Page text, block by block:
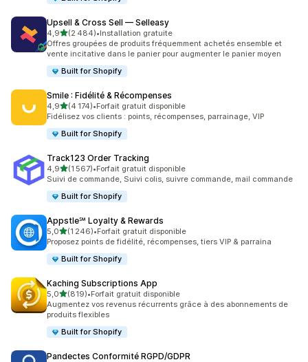
Upsell & Cross Sell — Selleasy
4,9étoile(s) sur 5
(2 484)
2484 avis au total
•Installation gratuite
Offres groupées de produits fréquemment achetés ensemble et
vente incitative dans le panier pour augmenter le panier moyen
Built for Shopify
Smile : Fidélité & Récompenses
4,9étoile(s) sur 5
(4 174)
4174 avis au total
•Forfait gratuit disponible
Fidélisez vos clients : points, récompenses, parrainage, VIP
Built for Shopify
Track123 Order Tracking
4,9étoile(s) sur 5
(1 567)
1567 avis au total
•Forfait gratuit disponible
Suivi de commande, Suivi colis, suivre commande, mail commande
Built for Shopify
Appstle℠ Loyalty & Rewards
5,0étoile(s) sur 5
(1 246)
1246 avis au total
•Forfait gratuit disponible
Proposez points de fidélité, récompenses, tiers VIP & parraina
Built for Shopify
Kaching Subscriptions App
5,0étoile(s) sur 5
(819)
819 avis au total
•Forfait gratuit disponible
Augmentez vos revenus récurrents grâce à des abonnements de
produits flexibles
Built for Shopify
Pandectes Conformité RGPD/GDPR